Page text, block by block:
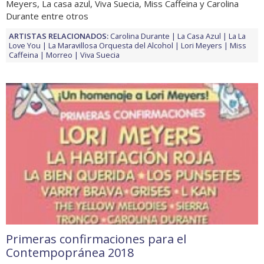
Meyers, La casa azul, Viva Suecia, Miss Caffeina y Carolina
Durante entre otros
ARTISTAS RELACIONADOS:Carolina Durante La Casa Azul
La La
Love You
La Maravillosa Orquesta del Alcohol Lori Meyers
Miss
Caffeina
Morreo Viva Suecia
Primeras confirmaciones para el
Contempopránea 2018